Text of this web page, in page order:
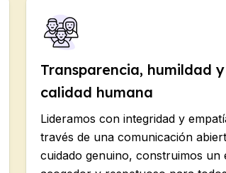
Transparencia, humildad y
calidad humana
Lideramos con integridad y
través de una comunicación
cuidado genuino, construimos un